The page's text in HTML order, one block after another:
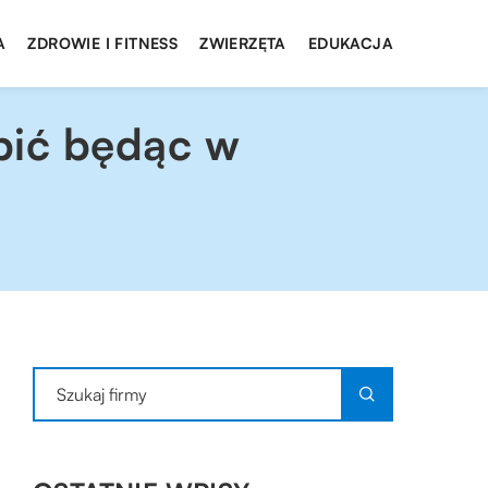
ZDROWIE I FITNESS ZWIERZĘTA EDUKACJA
będąc w